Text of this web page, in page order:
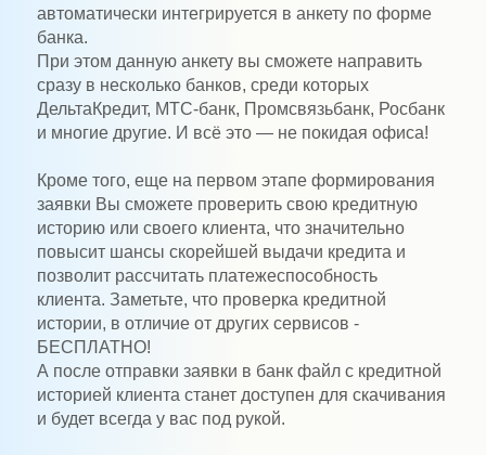
автоматически интегрируется в анкету по форме
банка.
При этом данную анкету вы сможете направить
сразу в несколько банков, среди которых
ДельтаКредит, МТС-банк, Промсвязьбанк, Росбанк
и многие другие. И всё это — не покидая офиса!
Кроме того, еще на первом этапе формирования
заявки Вы сможете проверить свою кредитную
историю или своего клиента, что значительно
повысит шансы скорейшей выдачи кредита и
позволит рассчитать платежеспособность
клиента. Заметьте, что проверка кредитной
истории, в отличие от других сервисов -
БЕСПЛАТНО!
А после отправки заявки в банк файл с кредитной
историей клиента станет доступен для скачивания
и будет всегда у вас под рукой.